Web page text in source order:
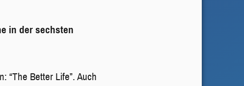
in der sechsten
“The Better Life”. Auch